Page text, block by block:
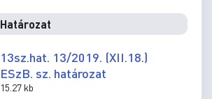
Határozat
13sz.hat. 13/2019. (XII.18.)
ESzB. sz. határozat
15.27 kb